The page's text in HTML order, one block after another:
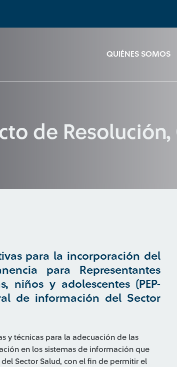
QUIÉNES SOMOS
de
para la incorporación del
para Representantes
niños y adolescentes (PEP-
de información del Sector
y técnicas para la adecuación de las
en los sistemas de información que
Sector Salud, con el fin de permitir el